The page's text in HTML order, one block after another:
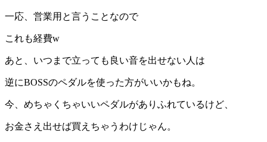
一応、営業用と言うことなので
これも経費w
あと、いつまで立っても良い音を出せない人は
逆にBOSSのペダルを使った方がいいかもね。
今、めちゃくちゃいいペダルがありふれているけど、
お金さえ出せば買えちゃうわけじゃん。